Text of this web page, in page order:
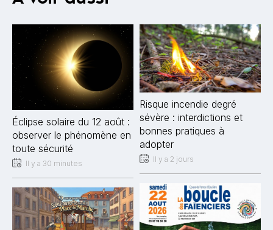
Éclipse solaire du 12 août :
observer le phénomène en
toute sécurité
Il y a 30 minutes
Risque incendie degré
sévère : interdictions et
bonnes pratiques à
adopter
Il y a 2 jours